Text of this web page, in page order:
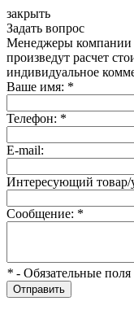
закрыть
Задать вопрос
Менеджеры компании
произведут расчет
индивидуальное
Ваше имя: *
Телефон: *
E-mail:
Интересующий товар/
Сообщение: *
* - Обязательные поля
Отправить